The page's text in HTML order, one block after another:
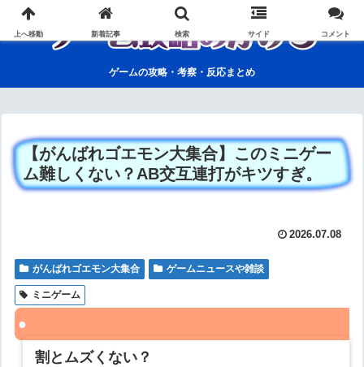
ゲームの攻略・考察・反応まとめ
【がんばれゴエモン大集合】このミニゲー
ム難しくない？AB交互連打がキツすぎ。
2026.07.08
がんばれゴエモン大集合 ゲームニュースや雑談
ミニゲーム
割とムズくない？
上へ移動 新着記事 検索 サイド コメント